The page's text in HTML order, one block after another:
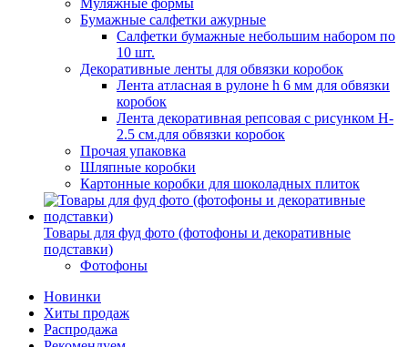
Муляжные формы
Бумажные салфетки ажурные
Салфетки бумажные небольшим набором по
10 шт.
Декоративные ленты для обвязки коробок
Лента атласная в рулоне h 6 мм для обвязки
коробок
Лента декоративная репсовая с рисунком H-
2.5 см.для обвязки коробок
Прочая упаковка
Шляпные коробки
Картонные коробки для шоколадных плиток
Товары для фуд фото (фотофоны и декоративные
подставки)
Фотофоны
Новинки
Хиты продаж
Распродажа